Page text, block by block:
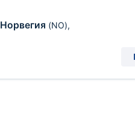
Норвегия (NO),